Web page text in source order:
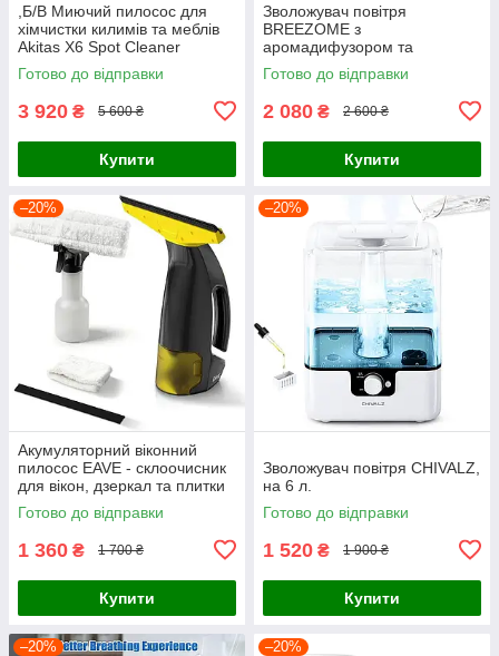
,Б/В Миючий пилосос для
хімчистки килимів та меблів
Akitas X6 Spot Cleaner
Готово до відправки
3 920 ₴ 5 600 ₴
Купити
Зволожувач повітря
BREEZOME з
аромадифузором та
нічником
Готово до відправки
2 080 ₴ 2 600 ₴
Купити
–20%
Акумуляторний віконний
пилосос EAVE - склоочисник
для вікон, дзеркал та плитки
(Повний комплект)
Готово до відправки
1 360 ₴ 1 700 ₴
Купити
–20%
Зволожувач повітря CHIVALZ,
на 6 л.
Готово до відправки
1 520 ₴ 1 900 ₴
Купити
–20% –20%